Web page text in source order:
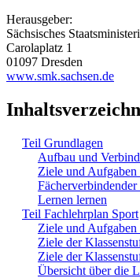
Herausgeber:
Sächsisches
Carolaplatz 1
01097 Dresden
www.smk.sachsen.de
Teil Grundlagen
Aufbau und
Ziele und
Lernen lernen
Teil Fachlehrplan Sport
Ziele und Aufgaben
Ziele der
Ziele der
Übersicht über die